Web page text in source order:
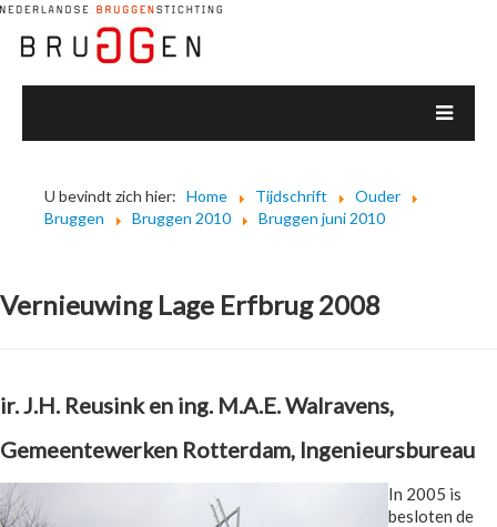
U bevindt zich hier: Home Tijdschrift
Ouder
Bruggen
Bruggen 2010 Bruggen juni 2010
Vernieuwing Lage Erfbrug 2008
ir. J.H. Reusink en ing. M.A.E. Walravens,
Gemeentewerken Rotterdam, Ingenieursbureau
In 2005 is
besloten de